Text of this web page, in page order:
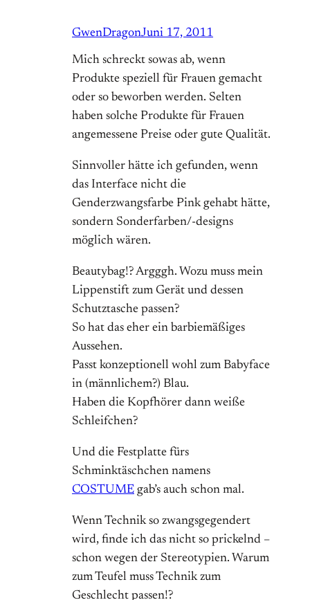
GwenDragonJuni 17, 2011
Mich schreckt sowas ab, wenn
Produkte speziell für Frauen gemacht
oder so beworben werden. Selten
haben solche Produkte für Frauen
angemessene Preise oder gute Qualität.
Sinnvoller hätte ich gefunden, wenn
das Interface nicht die
Genderzwangsfarbe Pink gehabt hätte,
sondern Sonderfarben/-designs
möglich wären.
Beautybag!? Argggh. Wozu muss mein
Lippenstift zum Gerät und dessen
Schutztasche passen?
So hat das eher ein barbiemäßiges
Aussehen.
Passt konzeptionell wohl zum Babyface
in (männlichem?) Blau.
Haben die Kopfhörer dann weiße
Schleifchen?
Und die Festplatte fürs
Schminktäschchen namens
COSTUME gab’s auch schon mal.
Wenn Technik so zwangsgegendert
wird, finde ich das nicht so prickelnd –
schon wegen der Stereotypien. Warum
zum Teufel muss Technik zum
Geschlecht passen!?